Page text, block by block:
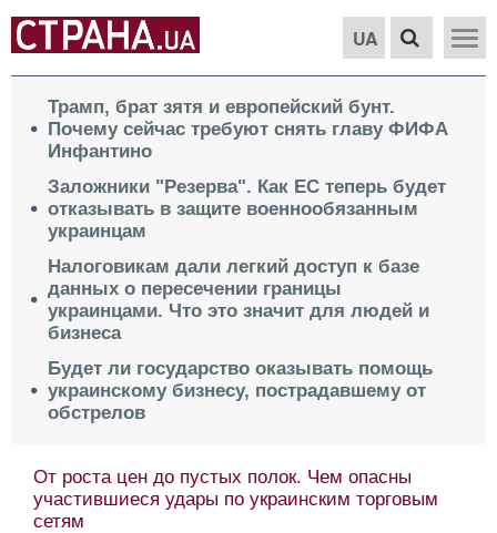
UA
Трамп, брат зятя и европейский бунт.
Почему сейчас требуют снять главу ФИФА
Инфантино
Заложники "Резерва". Как ЕС теперь будет
отказывать в защите военнообязанным
украинцам
Налоговикам дали легкий доступ к базе
данных о пересечении границы
украинцами. Что это значит для людей и
бизнеса
Будет ли государство оказывать помощь
украинскому бизнесу, пострадавшему от
обстрелов
От роста цен до пустых полок. Чем опасны
участившиеся удары по украинским торговым
сетям